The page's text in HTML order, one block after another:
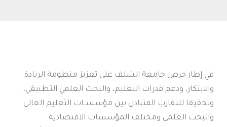
في إطار حرص جامعة الشلف على تعزيز منظومة الريادة
والابتكار، ودعم قدرات التعليم، والبحث العلمي التطبيقي،
وتحقيقا للتقارب المتبادل بين مؤسســات التعليم العالي
والبحث العلمي ومختلف المؤسسات الاقتصادية